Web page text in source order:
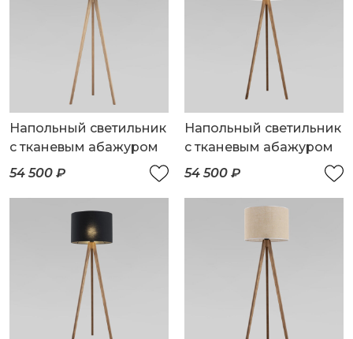
Напольный светильник
с тканевым абажуром
54 500 ₽
Напольный светильник
с тканевым абажуром
54 500 ₽